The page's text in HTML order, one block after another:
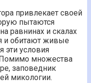
привлекает своей
пытаются
равнинах и скалах
и обитают живые
эти условия
множества
заповедник
микологии.